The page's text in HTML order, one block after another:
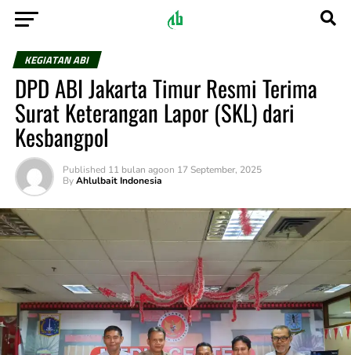
KEGIATAN ABI
DPD ABI Jakarta Timur Resmi Terima
Surat Keterangan Lapor (SKL) dari
Kesbangpol
Published 11 bulan agoon 17 September, 2025
By Ahlulbait Indonesia